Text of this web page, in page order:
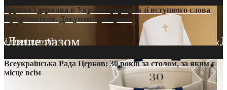
Церква і держава в Україні: формула зі вступного слова
Предстоятеля. Документ доктрини
3 тижні тому13
Всеукраїнська Рада Церков: 30 років за столом, за яким є
місце всім